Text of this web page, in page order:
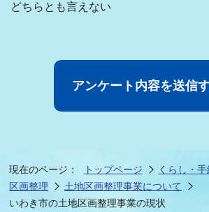
どちらとも言えない
現在のページ： トップページ くらし・手
区画整理
土地区画整理事業について
いわき市の土地区画整理事業の現状